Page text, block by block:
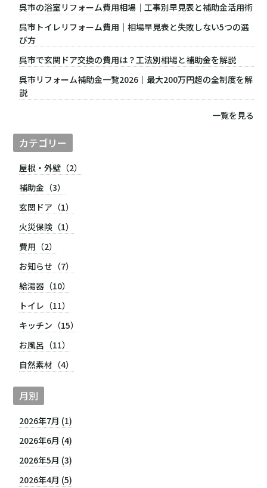
呉市の浴室リフォーム費用相場｜工事別早見表と補助金活用術
呉市トイレリフォーム費用｜相場早見表と失敗しない5つの選
び方
呉市で玄関ドア交換の費用は？工法別相場と補助金を解説
呉市リフォーム補助金一覧2026｜最大200万円超の全制度を解
説
一覧を見る
カテゴリー
屋根・外壁（2）
補助金（3）
玄関ドア（1）
火災保険（1）
費用（2）
お知らせ（7）
給湯器（10）
トイレ（11）
キッチン（15）
お風呂（11）
自然素材（4）
月別
2026年7月 (1)
2026年6月 (4)
2026年5月 (3)
2026年4月 (5)